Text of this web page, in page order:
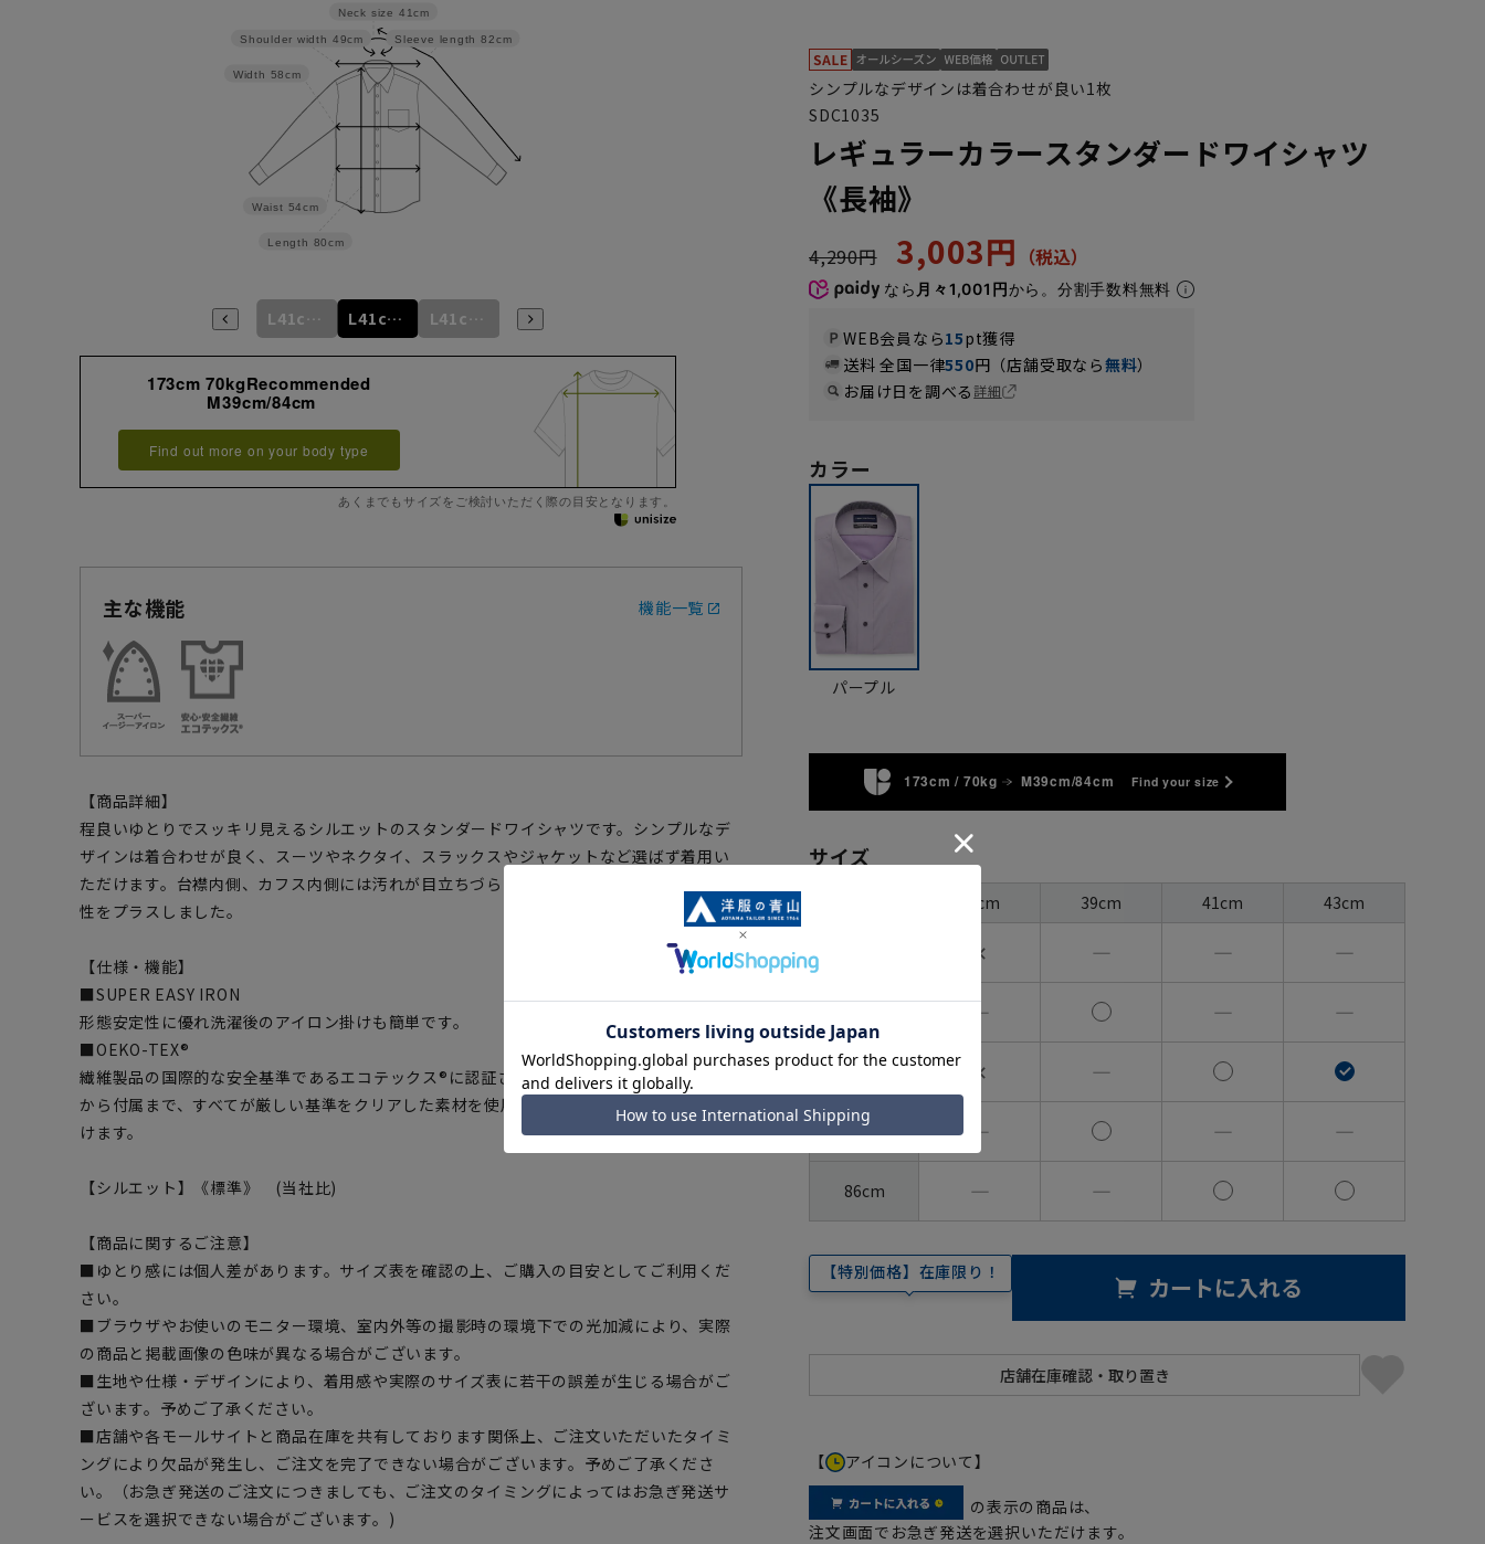
Sleeve length 82cm
Neck size 41cm
Length 80cm
Waist 54cm
Width 58cm
Shoulder width 49cm
L41cm/78cm L41cm/80cm L41cm/82cm L41cm/84cm
173cm 70kgRecommended
M39cm/84cm
Find out more on your body type
あくまでもサイズをご検討いただく際の目安となります。
主な機能 機能一覧
【商品詳細】
程良いゆとりでスッキリ見えるシルエットのスタンダードワイシャツです。シンプルなデ
ザインは着合わせが良く、スーツやネクタイ、スラックスやジャケットなど選ばず着用い
ただけます。台襟内側、カフス内側には汚れが目立ちづらい濃色生地を使用し、デザイン
性をプラスしました。
【仕様・機能】
■SUPER EASY IRON
形態安定性に優れ洗濯後のアイロン掛けも簡単です。
■OEKO-TEX®
繊維製品の国際的な安全基準であるエコテックス®に認証された素材を使用しました。生地
から付属まで、すべてが厳しい基準をクリアした素材を使用、安全を安心して着用いただ
けます。
【シルエット】《標準》 (当社比)
【商品に関するご注意】
■ゆとり感には個人差があります。サイズ表を確認の上、ご購入の目安としてご利用くだ
さい。
■ブラウザやお使いのモニター環境、室内外等の撮影時の環境下での光加減により、実際
の商品と掲載画像の色味が異なる場合がございます。
■生地や仕様・デザインにより、着用感や実際のサイズ表に若干の誤差が生じる場合がご
ざいます。予めご了承ください。
■店舗や各モールサイトと商品在庫を共有しております関係上、ご注文いただいたタイミ
ングにより欠品が発生し、ご注文を完了できない場合がございます。予めご了承くださ
い。（お急ぎ発送のご注文につきましても、ご注文のタイミングによってはお急ぎ発送サ
ービスを選択できない場合がございます。)
シンプルなデザインは着合わせが良い1枚
SDC1035
レギュラーカラースタンダードワイシャツ
《長袖》
4,290円 3,003円
なら 月々1,001円から。分割手数料無料
WEB会員なら15pt獲得
送料 全国一律550円（店舗受取なら無料）
お届け日を調べる詳細
カラー
パープル
173cm / 70kg M39cm/84cm Find your size
サイズ
37cm 39cm 41cm 43cm
✕ ― ― ―
― ― ―
82cm ✕ ―
84cm ― ― ―
86cm ― ―
【特別価格】在庫限り！ カートに入れる
【 アイコンについて】
の表示の商品は、
注文画面でお急ぎ発送を選択いただけます。